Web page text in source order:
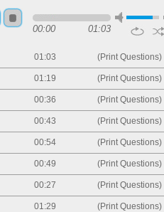
00:00 01:03
01:03 (Print Questions)
01:19 (Print Questions)
00:36 (Print Questions)
00:43 (Print Questions)
00:54 (Print Questions)
00:49 (Print Questions)
00:27 (Print Questions)
01:29 (Print Questions)